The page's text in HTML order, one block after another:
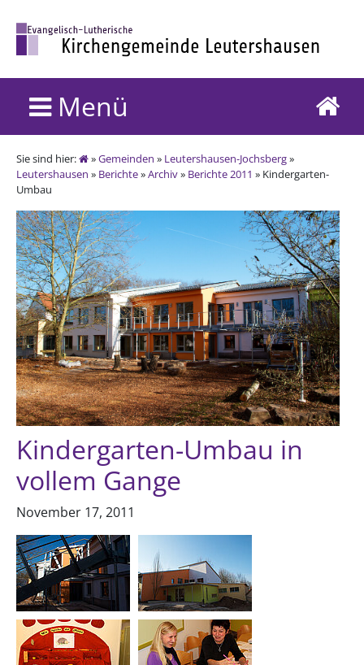
Menü
Sie sind hier: »Gemeinden » Leutershausen-Jochsberg»
Leutershausen » Berichte»Archiv» Berichte 2011 » Kindergarten-
Umbau
Kindergarten-Umbau in
vollem Gange
November 17, 2011